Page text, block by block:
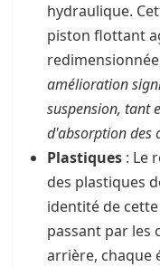
hydraulique.
piston flottant
amélioration
suspension, tant
d'absorption des
Plastiques : Le
des plastiques
identité de
passant par les
arrière, chaque